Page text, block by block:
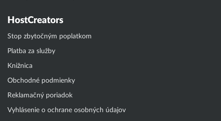
HostCreators
Stop zbytočným poplatkom
Platba za služby
Knižnica
Obchodné podmienky
Reklamačný poriadok
Vyhlásenie o ochrane osobných údajov